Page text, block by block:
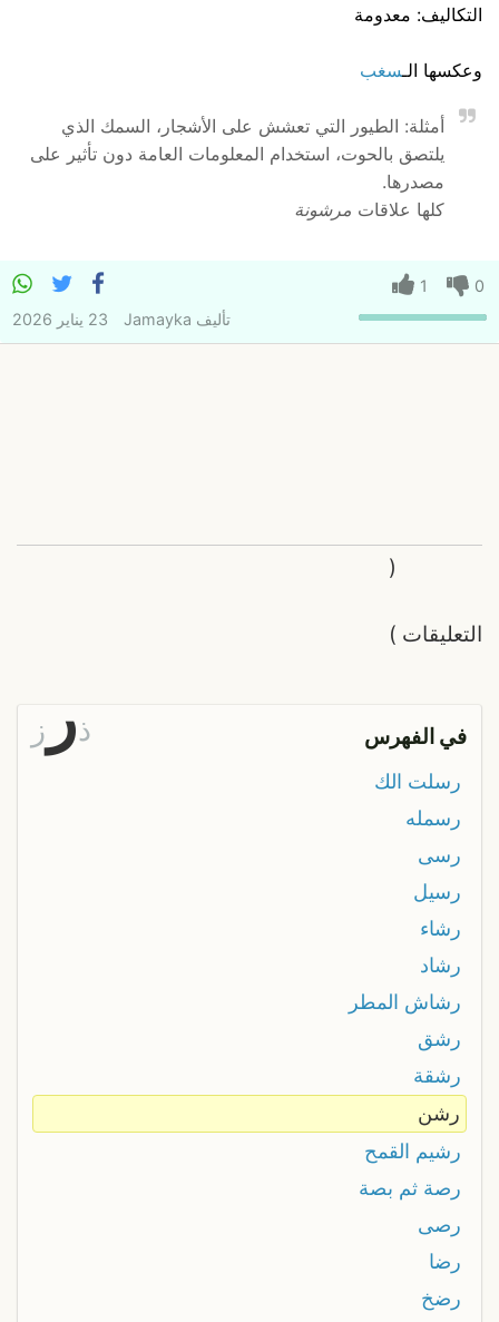
التكاليف: معدومة
وعكسها الـسغب
أمثلة: الطيور التي تعشش على الأشجار، السمك الذي
يلتصق بالحوت، استخدام المعلومات العامة دون تأثير على
مصدرها.
كلها علاقات مرشونة
0
1
تأليف Jamayka 23 يناير 2026
التعليقات
(
)
في الفهرس ذر ز
رسلت الك
رسمله
رسى
رسيل
رشاء
رشاد
رشاش المطر
رشق
رشقة
رشن
رشيم القمح
رصة ثم بصة
رصى
رضا
رضخ